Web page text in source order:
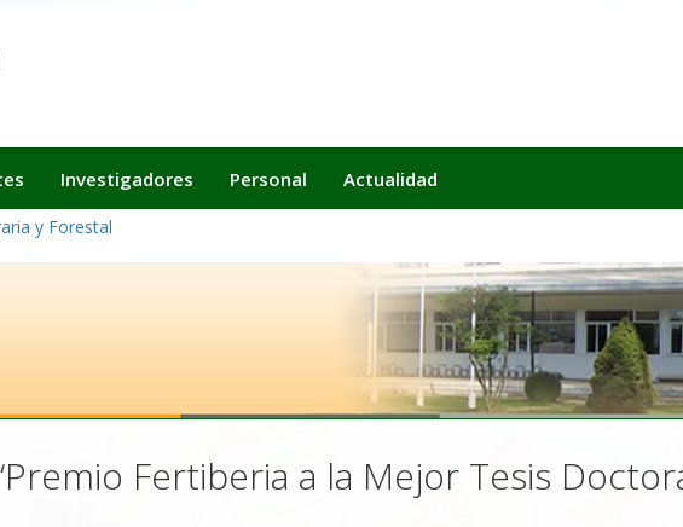
Investigadores Personal Actualidad
y Forestal
Fertiberia a la Mejor Tesis